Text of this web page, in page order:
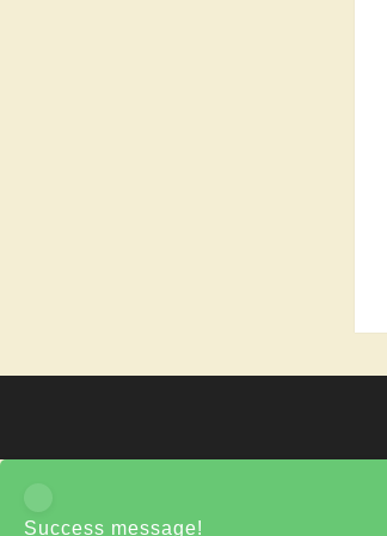
Success message!